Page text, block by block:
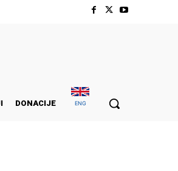
DONACIJE ENG